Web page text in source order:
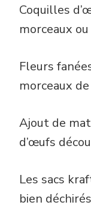
Coquilles
morceaux
Fleurs
morceaux
Ajout de
d’œufs
Les sacs
bien